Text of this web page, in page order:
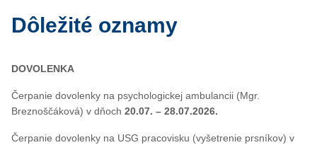
Dôležité oznamy
DOVOLENKA
Čerpanie dovolenky na psychologickej ambulancii (Mgr.
Breznoščáková) v dňoch 20.07. – 28.07.2026.
Čerpanie dovolenky na USG pracovisku (vyšetrenie prsníkov) v